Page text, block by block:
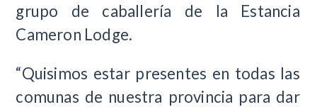
grupo de caballería de la Estancia
Cameron Lodge.
“Quisimos estar presentes en todas las
comunas de nuestra provincia para dar